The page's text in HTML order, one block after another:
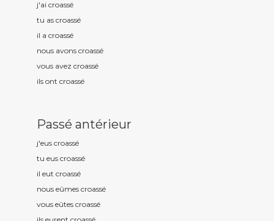
j'ai croassé
tu as croassé
il a croassé
nous avons croassé
vous avez croassé
ils ont croassé
Passé antérieur
j'eus croassé
tu eus croassé
il eut croassé
nous eûmes croassé
vous eûtes croassé